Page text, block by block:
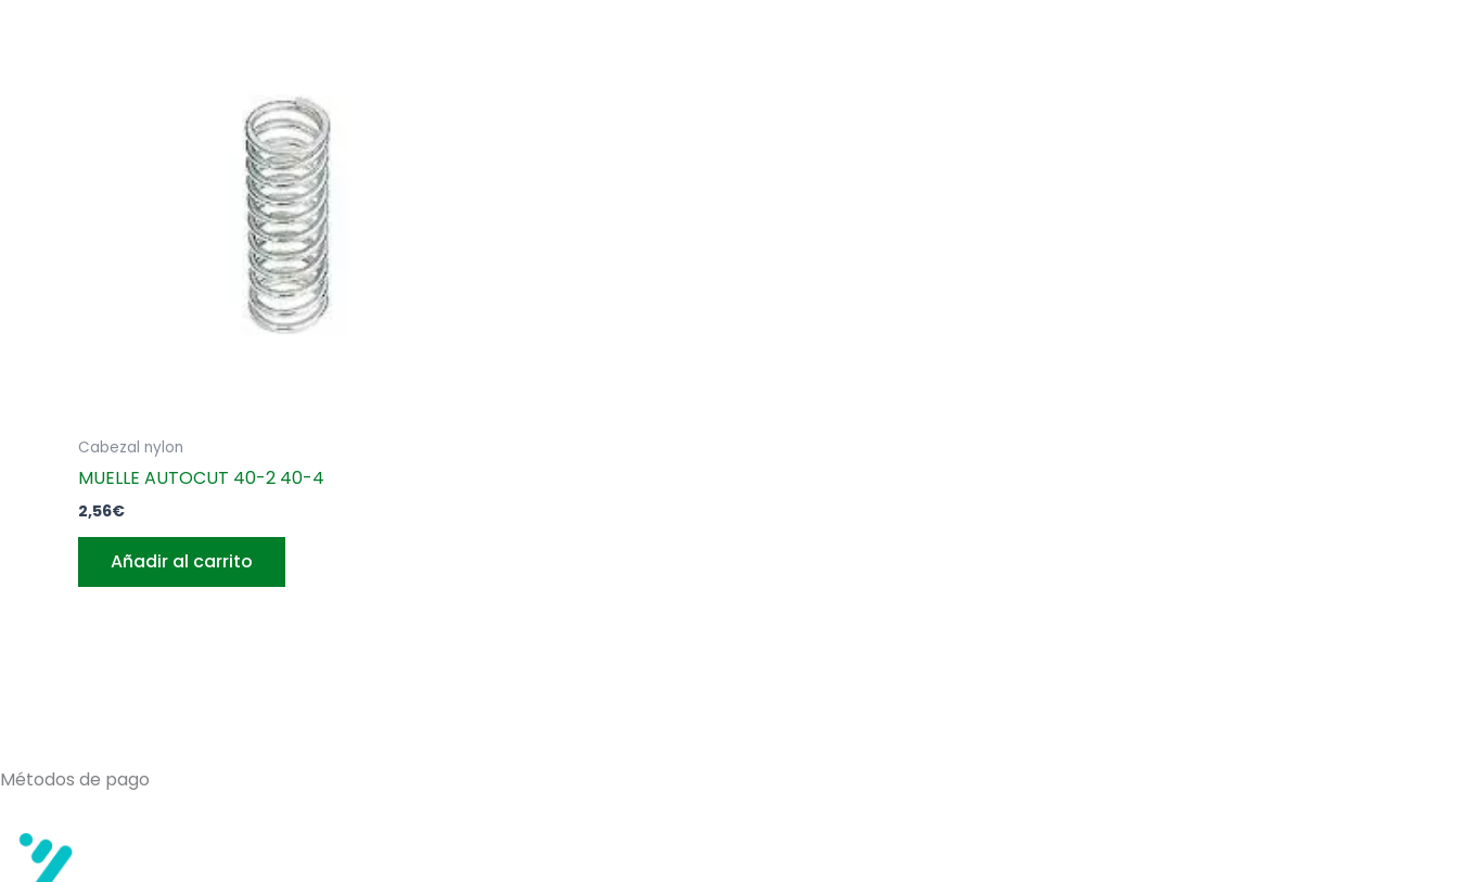
Cabezal nylon
MUELLE AUTOCUT 40-2 40-4
2,56€
Añadir al carrito
Métodos de pago